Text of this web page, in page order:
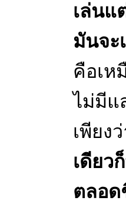
เล่นแ
มันจะ
คือเห
ไม่มีแ
เพียง
เดียว
ตลอด